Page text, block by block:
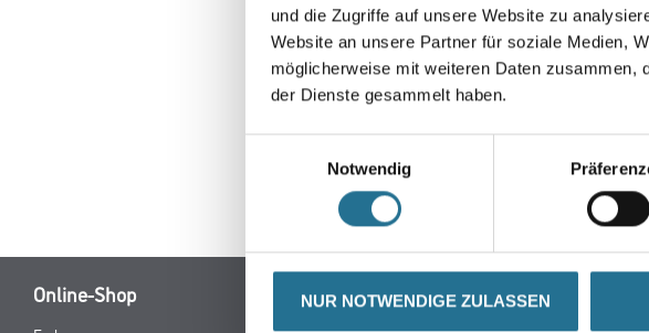
und die Zugriffe auf unsere Website zu
Website an unsere Partner für soziale Medien,
möglicherweise mit weiteren Daten zusammen,
der Dienste gesammelt haben.
Notwendig
NUR NOTWENDIGE ZULASSEN
PRODUKTEIGENSCHAFTEN ZUSATZINFOS